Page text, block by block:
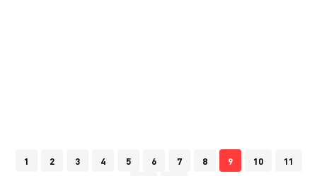
1 2 3 4 5 6 7 8 9 10
11